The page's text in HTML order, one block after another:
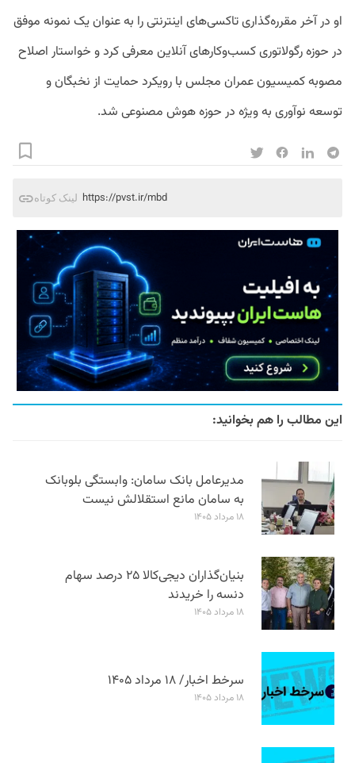
او در آخر مقرره‌گذاری تاکسی‌های اینترنتی را به عنوان یک نمونه موفق
در حوزه رگولاتوری کسب‌وکارهای آنلاین معرفی کرد و خواستار اصلاح
مصوبه کمیسیون عمران مجلس با رویکرد حمایت از نخبگان و
توسعه نوآوری به ویژه در حوزه هوش مصنوعی شد.
لینک کوتاه https://pvst.ir/mbd
این مطالب را هم بخوانید:
مدیرعامل بانک سامان: وابستگی بلوبانک
به سامان مانع استقلالش نیست
۱۸ مرداد ۱۴۰۵
بنیان‌گذاران دیجی‌کالا ۲۵ درصد سهام
دنسه را خریدند
۱۸ مرداد ۱۴۰۵
سرخط اخبار/ ۱۸ مرداد ۱۴۰۵
۱۸ مرداد ۱۴۰۵